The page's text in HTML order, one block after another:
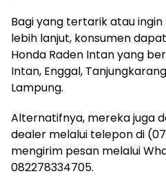
Bagi yang tertarik atau
lebih lanjut, konsumen
Honda Raden Intan yang
Intan, Enggal,
Lampung.
Alternatifnya, mereka juga
dealer melalui telepon di
mengirim pesan melalui
082278334705.